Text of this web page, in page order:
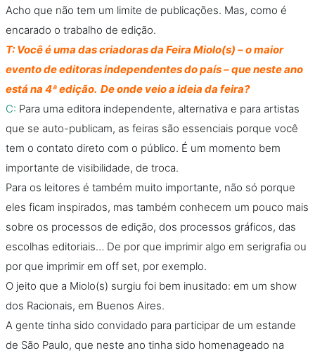
Acho que não tem um limite de publicações. Mas, como é
encarado o trabalho de edição.
T: Você é uma das criadoras da Feira Miolo(s) – o maior
evento de editoras independentes do país – que neste ano
está na 4ª edição. De onde veio a ideia da feira?
C: Para uma editora independente, alternativa e para artistas
que se auto-publicam, as feiras são essenciais porque você
tem o contato direto com o público. É um momento bem
importante de visibilidade, de troca.
Para os leitores é também muito importante, não só porque
eles ficam inspirados, mas também conhecem um pouco mais
sobre os processos de edição, dos processos gráficos, das
escolhas editoriais… De por que imprimir algo em serigrafia ou
por que imprimir em off set, por exemplo.
O jeito que a Miolo(s) surgiu foi bem inusitado: em um show
dos Racionais, em Buenos Aires.
A gente tinha sido convidado para participar de um estande
de São Paulo, que neste ano tinha sido homenageado na